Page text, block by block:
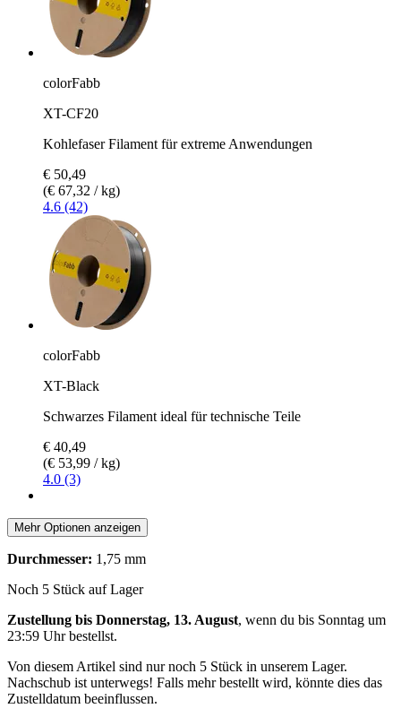
colorFabb
XT-CF20
Kohlefaser Filament für extreme Anwendungen
€ 50,49
(€ 67,32 / kg)
4.6 (42)
colorFabb
XT-Black
Schwarzes Filament ideal für technische Teile
€ 40,49
(€ 53,99 / kg)
4.0 (3)
Mehr Optionen anzeigen
Durchmesser: 1,75 mm
Noch 5 Stück auf Lager
Zustellung bis Donnerstag, 13. August, wenn du bis Sonntag um
23:59 Uhrbestellst.
Von diesem Artikel sind nur noch 5 Stück in unserem Lager.
Nachschub ist unterwegs! Falls mehr bestellt wird, könnte dies das
Zustelldatum beeinflussen.